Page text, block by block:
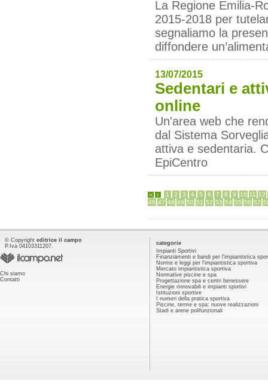
La Regione Emilia-
2015-2018 per
segnaliamo la
diffondere
13/07/2015
Sedentari e
online
Un'area web che
dal Sistema
attiva e sedentaria.
EpiCentro
1 2 3 4 5 6 7 8 9 10 11
12
46 47 48 49 50 51 52 53 54 55 56 57
© Copyright editrice il campo
P.Iva 04103311207.
Chi siamo
Contatti
categorie
Impianti Sportivi
Finanziamenti e bandi per l'impiantistica
Norme e leggi per l'impiantistica sportiva
Mercato impiantistica sportiva
Normative piscine e spa
Progettazione spa e centri benessere
Energie rinnovabili e impianti sportivi
Istituzioni sportive
I numeri della pratica sportiva
Piscine, terme e spa: nuove realizzazioni
Stadi e arene polifunzionali